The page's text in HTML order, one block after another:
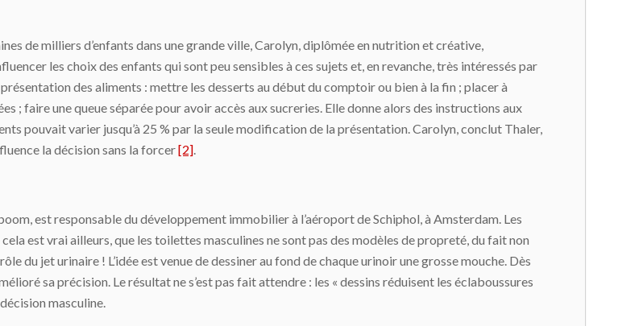
de milliers d’enfants dans une grande ville, Carolyn, diplômée en nutrition et créative,
les choix des enfants qui sont peu sensibles à ces sujets et, en revanche, très intéressés par
des aliments : mettre les desserts au début du comptoir ou bien à la fin ; placer à
; faire une queue séparée pour avoir accès aux sucreries. Elle donne alors des instructions aux
pouvait varier jusqu’à 25 % par la seule modification de la présentation. Carolyn, conclut Thaler,
la décision sans la forcer[2].
est responsable du développement immobilier à l’aéroport de Schiphol, à Amsterdam. Les
est vrai ailleurs, que les toilettes masculines ne sont pas des modèles de propreté, du fait non
du jet urinaire ! L’idée est venue de dessiner au fond de chaque urinoir une grosse mouche. Dès
sa précision. Le résultat ne s’est pas fait attendre : les « dessins réduisent les éclaboussures
masculine.